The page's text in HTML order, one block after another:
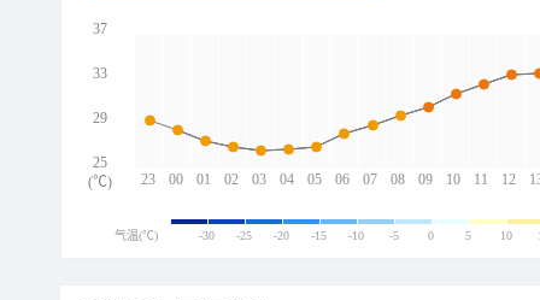
23 00 01 02 03 04 05 06 07 08 09 10 11 12
37
33
29
25
(℃)
气温(℃) -30 -25 -20 -15 -10 -5 0 5 10